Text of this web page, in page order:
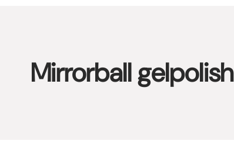
Mirrorball gelpolish